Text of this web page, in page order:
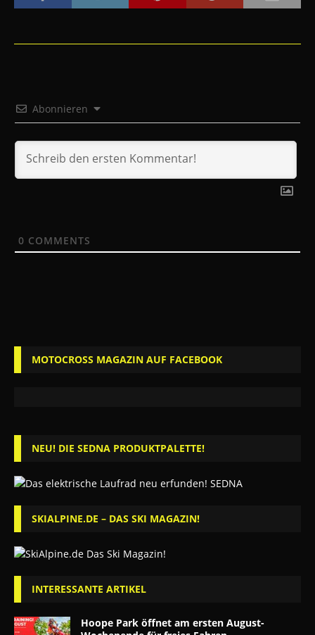
Abonnieren
0 COMMENTS
MOTOCROSS MAGAZIN AUF FACEBOOK
NEU! DIE SEDNA PRODUKTPALETTE!
SKIALPINE.DE – DAS SKI MAGAZIN!
INTERESSANTE ARTIKEL
Hoope Park öffnet am ersten August-